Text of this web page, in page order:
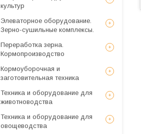
культур
Элеваторное оборудование.
Зерно-сушильные комплексы.
Переработка зерна.
Кормопроизводство
Кормоуборочная и
заготовительная техника
Техника и оборудование для
животноводства
Техника и оборудование для
овощеводства